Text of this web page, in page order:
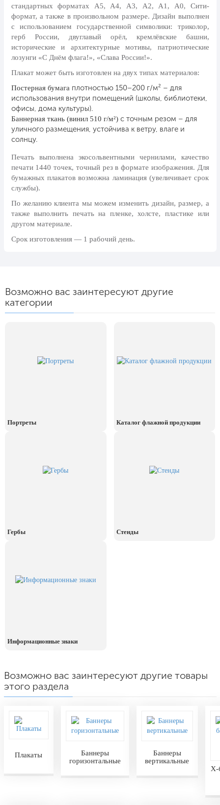
24 мая, День славянской
письменности и культуры
28 мая, День пограничника
1 июня, День защиты детей
День медицинского работника
(третье воскресенье июня)
22 июня, День памяти и скорби
Выпускной для школ и ВУЗов
29 июня, День партизан и
подпольщиков
3 июля, День ГАИ (ГИБДД)
8 июля, День Семьи Любви и
День рыбака (второе воскресенье
2 августа, День ВДВ
стандартных форматах А5, А4, А3, А2, А1, А0, Сити-
формат, а также в произвольном размере. Дизайн выполнен
с использованием государственной символики: триколор,
герб России, двуглавый орёл, кремлёвские башни,
исторические и архитектурные мотивы, патриотические
лозунги «С Днём флага!», «Слава России!».
Плакат может быть изготовлен на двух типах материалов:
Постерная бумагаплотностью 150–200 г/м² – для
использования внутри помещений (школы, библиотеки,
офисы, дома культуры).
Баннерная ткань (винил 510 г/м²)с точным резом – для
уличного размещения, устойчива к ветру, влаге и
солнцу.
Печать выполнена экосольвентными чернилами, качество
печати 1440 точек, точный рез в формате изображения. Для
бумажных плакатов возможна ламинация (увеличивает срок
службы).
По желанию клиента мы можем изменить дизайн, размер, а
также выполнить печать на пленке, холсте, пластике или
другом материале.
Срок изготовления — 1 рабочий день.
Возможно вас заинтересуют другие
категории
Портреты Каталог флажной продукции
Гербы Стенды
Информационные знаки
Возможно вас заинтересуют другие товары
этого раздела
Плакаты
Баннеры
горизонтальные
Баннеры
вертикальные
Х-